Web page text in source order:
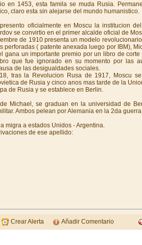
en 1453, esta famila se muda Rusia.
claro esta sin alejarse del mundo humanistico.
oficialmente en Moscu la institucion
se convirtio en el primer alcalde oficial de
de 1910 presenta un modelo
perforadas ( patente anexada luego por IBM),
gana un importante premio por un libro de
que fue ignorado en su momento por las
de las desigualdades sociales.
tras la Revolucion Rusa de 1917, Moscu
de Rusia y cinco anos mas tarde de la
de Rusia y se establece en Berlin.
Michael, se graduan en la universidad de
Ambos pelean por Alemania en la 2da
migra a estados Unidos - Argentina.
de ese apellido:
Crear Alerta Añadir Comentario